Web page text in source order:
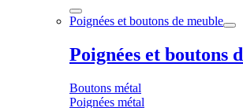
Poignées et boutons de meuble
Poignées et boutons
Boutons métal
Poignées métal